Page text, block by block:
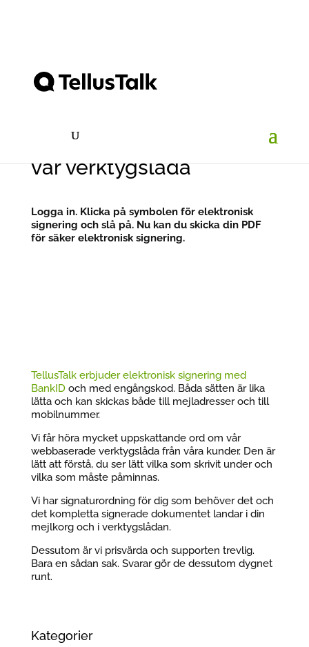
företagarvardag: Skicka
elektroniska avtal från
vår verktygslåda
Logga in. Klicka på symbolen för elektronisk
signering och slå på. Nu kan du skicka din PDF
för säker elektronisk signering.
TellusTalk erbjuder elektronisk signering med
BankID och med engångskod. Båda sätten är lika
lätta och kan skickas både till mejladresser och till
mobilnummer.
Vi får höra mycket uppskattande ord om vår
webbaserade verktygslåda från våra kunder. Den är
lätt att förstå, du ser lätt vilka som skrivit under och
vilka som måste påminnas.
Vi har signaturordning för dig som behöver det och
det kompletta signerade dokumentet landar i din
mejlkorg och i verktygslådan.
Dessutom är vi prisvärda och supporten trevlig.
Bara en sådan sak. Svarar gör de dessutom dygnet
runt.
Kategorier